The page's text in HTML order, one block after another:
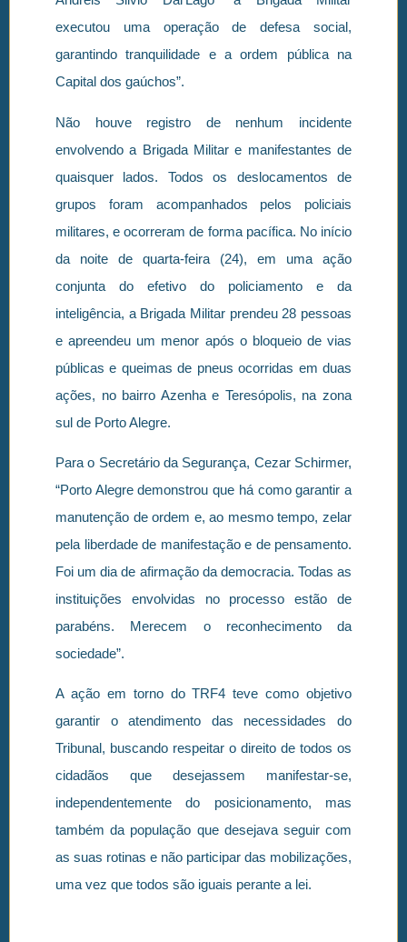
executou uma operação de defesa social,
garantindo tranquilidade e a ordem pública na
Capital dos gaúchos”.
Não houve registro de nenhum incidente
envolvendo a Brigada Militar e manifestantes de
quaisquer lados. Todos os deslocamentos de
grupos foram acompanhados pelos policiais
militares, e ocorreram de forma pacífica. No início
da noite de quarta-feira (24), em uma ação
conjunta do efetivo do policiamento e da
inteligência, a Brigada Militar prendeu 28 pessoas
e apreendeu um menor após o bloqueio de vias
públicas e queimas de pneus ocorridas em duas
ações, no bairro Azenha e Teresópolis, na zona
sul de Porto Alegre.
Para o Secretário da Segurança, Cezar Schirmer,
“Porto Alegre demonstrou que há como garantir a
manutenção de ordem e, ao mesmo tempo, zelar
pela liberdade de manifestação e de pensamento.
Foi um dia de afirmação da democracia. Todas as
instituições envolvidas no processo estão de
parabéns. Merecem o reconhecimento da
sociedade”.
A ação em torno do TRF4 teve como objetivo
garantir o atendimento das necessidades do
Tribunal, buscando respeitar o direito de todos os
cidadãos que desejassem manifestar-se,
independentemente do posicionamento, mas
também da população que desejava seguir com
as suas rotinas e não participar das mobilizações,
uma vez que todos são iguais perante a lei.